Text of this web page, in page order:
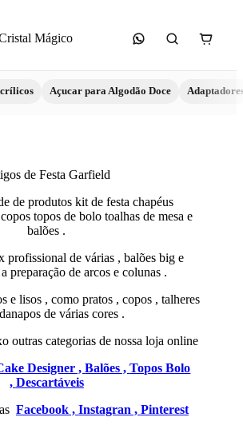
Açucar para Algodão Doce
de Festa Garfield
de produtos kit de festa chapéus
topos de bolo toalhas de mesa e
balões .
profissional de várias , balões big e
preparação de arcos e colunas .
e lisos , como pratos , copos , talheres
de várias cores .
outras categorias de nossa loja online
Designer ,Balões ,Topos Bolo
, Descartáveis
Facebook , Instagran , Pinterest